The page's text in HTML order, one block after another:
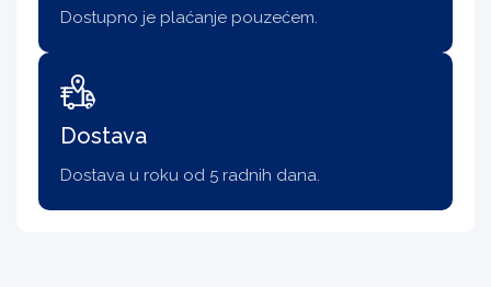
Dostupno je plaćanje pouzećem.
Dostava
Dostava u roku od 5 radnih dana.